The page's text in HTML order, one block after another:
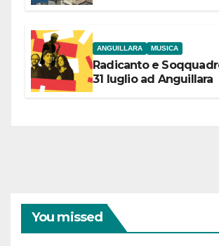
ANGUILLARA MUSICA
Radicanto e
31 luglio ad Anguillara
You missed